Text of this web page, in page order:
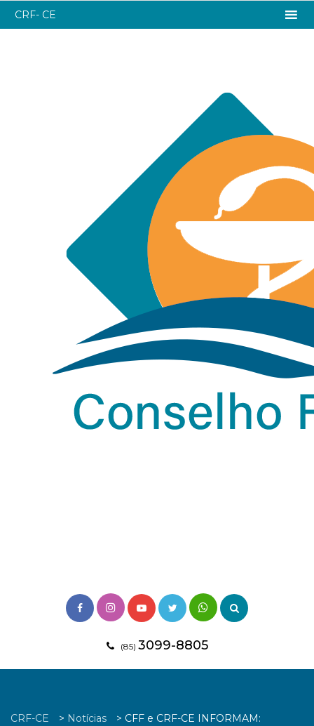
(85) 3099-8805
CRF- CE
CRF-CE > Notícias > CFF e CRF-CE INFORMAM: